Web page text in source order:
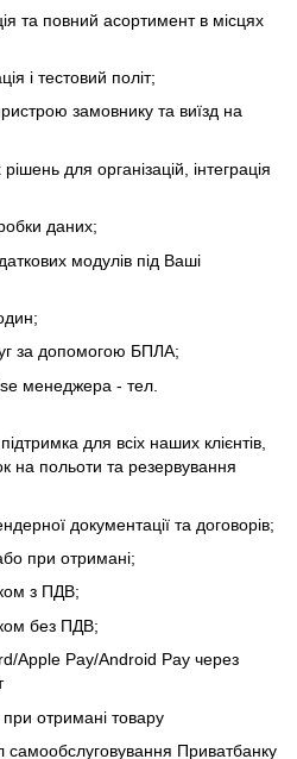
та повний асортимент в місцях
і тестовий політ;
замовнику та виїзд на
для організацій, інтеграція
даних;
модулів під Ваші
за допомогою БПЛА;
менеджера - тел.
для всіх наших клієнтів,
на польоти та резервування
документації та договорів;
при отримані;
з ПДВ;
без ПДВ;
Apple Pay/Android Pay через
отримані товару
самообслуговування Приватбанку